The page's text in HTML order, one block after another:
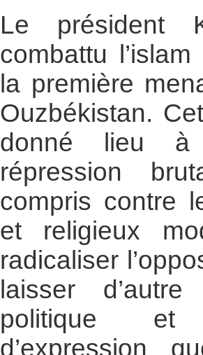
Le président
combattu
la première
Ouzbékistan.
donné lieu à
répression
compris contre
et religieux
radicaliser
laisser
politique et
d’expression